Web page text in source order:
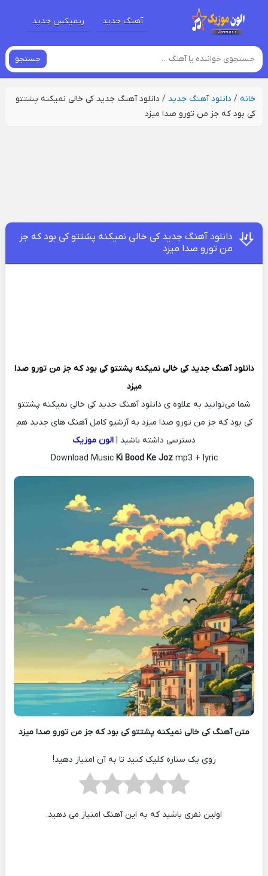
آهنگ جدید ریمیکس جدید
جستجو
خانه/ دانلود آهنگ جدید / دانلود آهنگ جدید کی خالی نمیکنه پشتتو
کی بود که جز من تورو صدا میزد
دانلود آهنگ جدید کی خالی نمیکنه پشتتو کی بود که جز
من تورو صدا میزد
دانلود آهنگ جدیدکی خالی نمیکنه پشتتو کی بود که جز من تورو صدا
میزد
شما می‌توانید به علاوه ی دانلود آهنگ جدید کی خالی نمیکنه پشتتو
کی بود که جز من تورو صدا میزد به آرشیو کامل آهنگ های جدید هم
دسترسی داشته باشید | الون موزیک
Download Music Ki Bood Ke Joz mp3 + lyric
متن آهنگ کی خالی نمیکنه پشتتو کی بود که جز من تورو صدا میزد
روی یک ستاره کلیک کنید تا به آن امتیاز دهید!
اولین نفری باشید که به این آهنگ امتیاز می دهید.